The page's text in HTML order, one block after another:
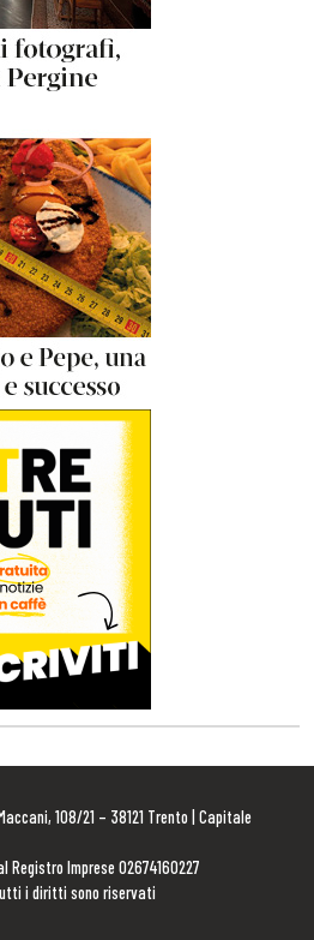
108/21 – 38121 Trento | Capitale
Registro Imprese 02674160227
i diritti sono riservati